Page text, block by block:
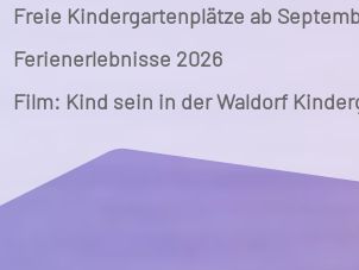
Freie Kindergartenplätze ab
Ferienerlebnisse 2026
Film: Kind sein in der Waldorf